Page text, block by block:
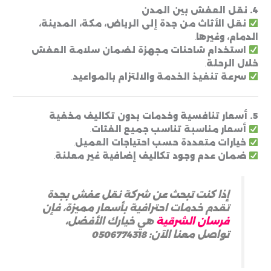
4. نقل العفش بين المدن
نقل الأثاث من جدة إلى الرياض، مكة، المدينة،
الدمام، وغيرها
استخدام شاحنات مجهزة لضمان سلامة العفش
خلال الرحلة
سرعة تنفيذ الخدمة والالتزام بالمواعيد
5. أسعار تنافسية وخدمات بدون تكاليف مخفية
أسعار مناسبة تناسب جميع الفئات
خيارات متعددة حسب احتياجات العميل
ضمان عدم وجود تكاليف إضافية غير معلنة
إذا كنت تبحث عن شركة نقل عفش بجدة
تقدم خدمات احترافية بأسعار مميزة، فإن
فرسان الشرقية هي خيارك الأفضل،
تواصل معنا الآن: 0506774318